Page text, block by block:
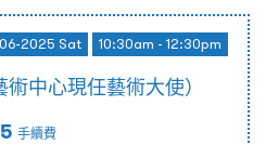
2025 Sat 10:30am - 12:30pm
中心現任藝術大使）
手續費